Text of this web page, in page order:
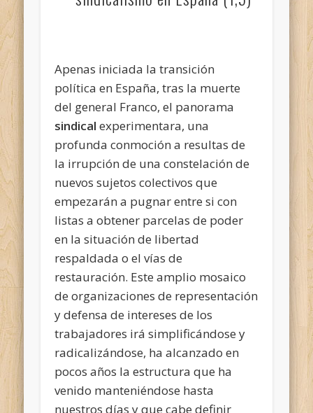
Apenas iniciada la transición
política en España, tras la muerte
del general Franco, el panorama
sindical experimentara, una
profunda conmoción a resultas de
la irrupción de una constelación de
nuevos sujetos colectivos que
empezarán a pugnar entre si con
listas a obtener parcelas de poder
en la situación de libertad
respaldada o el vías de
restauración. Este amplio mosaico
de organizaciones de representación
y defensa de intereses de los
trabajadores irá simplificándose y
radicalizándose, ha alcanzado en
pocos años la estructura que ha
venido manteniéndose hasta
nuestros días y que cabe definir